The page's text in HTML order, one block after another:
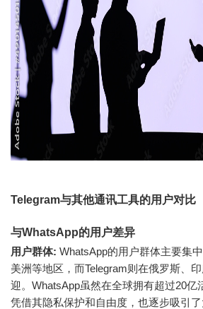
Telegram与其他通讯工具的用户对比
与WhatsApp的用户差异
用户群体: WhatsApp的用户群体主要集
美洲等地区，而Telegram则在俄罗斯、
迎。WhatsApp虽然在全球拥有超过20亿
凭借其隐私保护和自由度，也逐步吸引了